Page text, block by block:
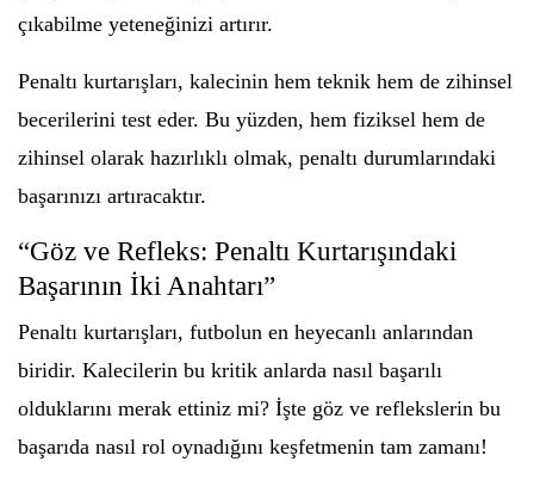
çıkabilme yeteneğinizi artırır.
Penaltı kurtarışları, kalecinin hem teknik hem de zihinsel
becerilerini test eder. Bu yüzden, hem fiziksel hem de
zihinsel olarak hazırlıklı olmak, penaltı durumlarındaki
başarınızı artıracaktır.
“Göz ve Refleks: Penaltı Kurtarışındaki
Başarının İki Anahtarı”
Penaltı kurtarışları, futbolun en heyecanlı anlarından
biridir. Kalecilerin bu kritik anlarda nasıl başarılı
olduklarını merak ettiniz mi? İşte göz ve reflekslerin bu
başarıda nasıl rol oynadığını keşfetmenin tam zamanı!